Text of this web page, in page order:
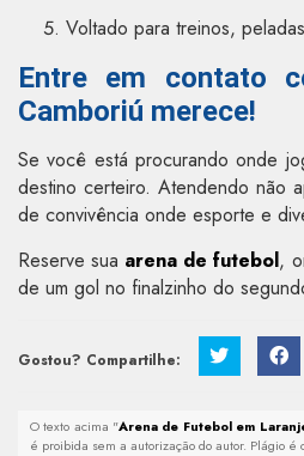
Voltado para treinos,
Entre em contato
Camboriú merece!
Se você está procurando onde
destino certeiro. Atendendo não
de convivência onde esporte e
Reserve sua arena de futebol,
de um gol no finalzinho do
Gostou? Compartilhe:
O texto acima "Arena de Futebol em
é proibida sem a autorização do autor. Plágio